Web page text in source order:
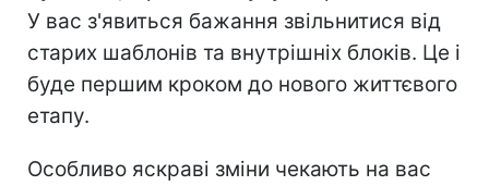
У вас з'явиться бажання звільнитися від
старих шаблонів та внутрішніх блоків. Це і
буде першим кроком до нового життєвого
етапу.
Особливо яскраві зміни чекають на вас